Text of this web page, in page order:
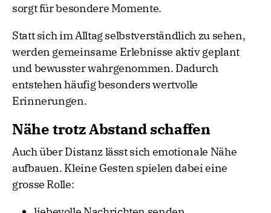
sorgt für besondere Momente.
Statt sich im Alltag selbstverständlich zu sehen,
werden gemeinsame Erlebnisse aktiv geplant
und bewusster wahrgenommen. Dadurch
entstehen häufig besonders wertvolle
Erinnerungen.
Nähe trotz Abstand schaffen
Auch über Distanz lässt sich emotionale Nähe
aufbauen. Kleine Gesten spielen dabei eine
grosse Rolle: